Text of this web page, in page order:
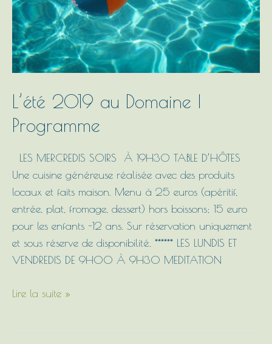
L’été 2019 au Domaine |
Programme
LES MERCREDIS SOIRS À 19H30 TABLE D’HÔTES
Une cuisine généreuse réalisée avec des produits
locaux et faits maison. Menu à 25 euros (apéritif,
entrée, plat, fromage, dessert) hors boissons; 15 euro
pour les enfants -12 ans. Sur réservation uniquement
et sous réserve de disponibilité. ****** LES LUNDIS ET
VENDREDIS DE 9H00 À 9H30 MEDITATION
|
Programme
Lire la suite »